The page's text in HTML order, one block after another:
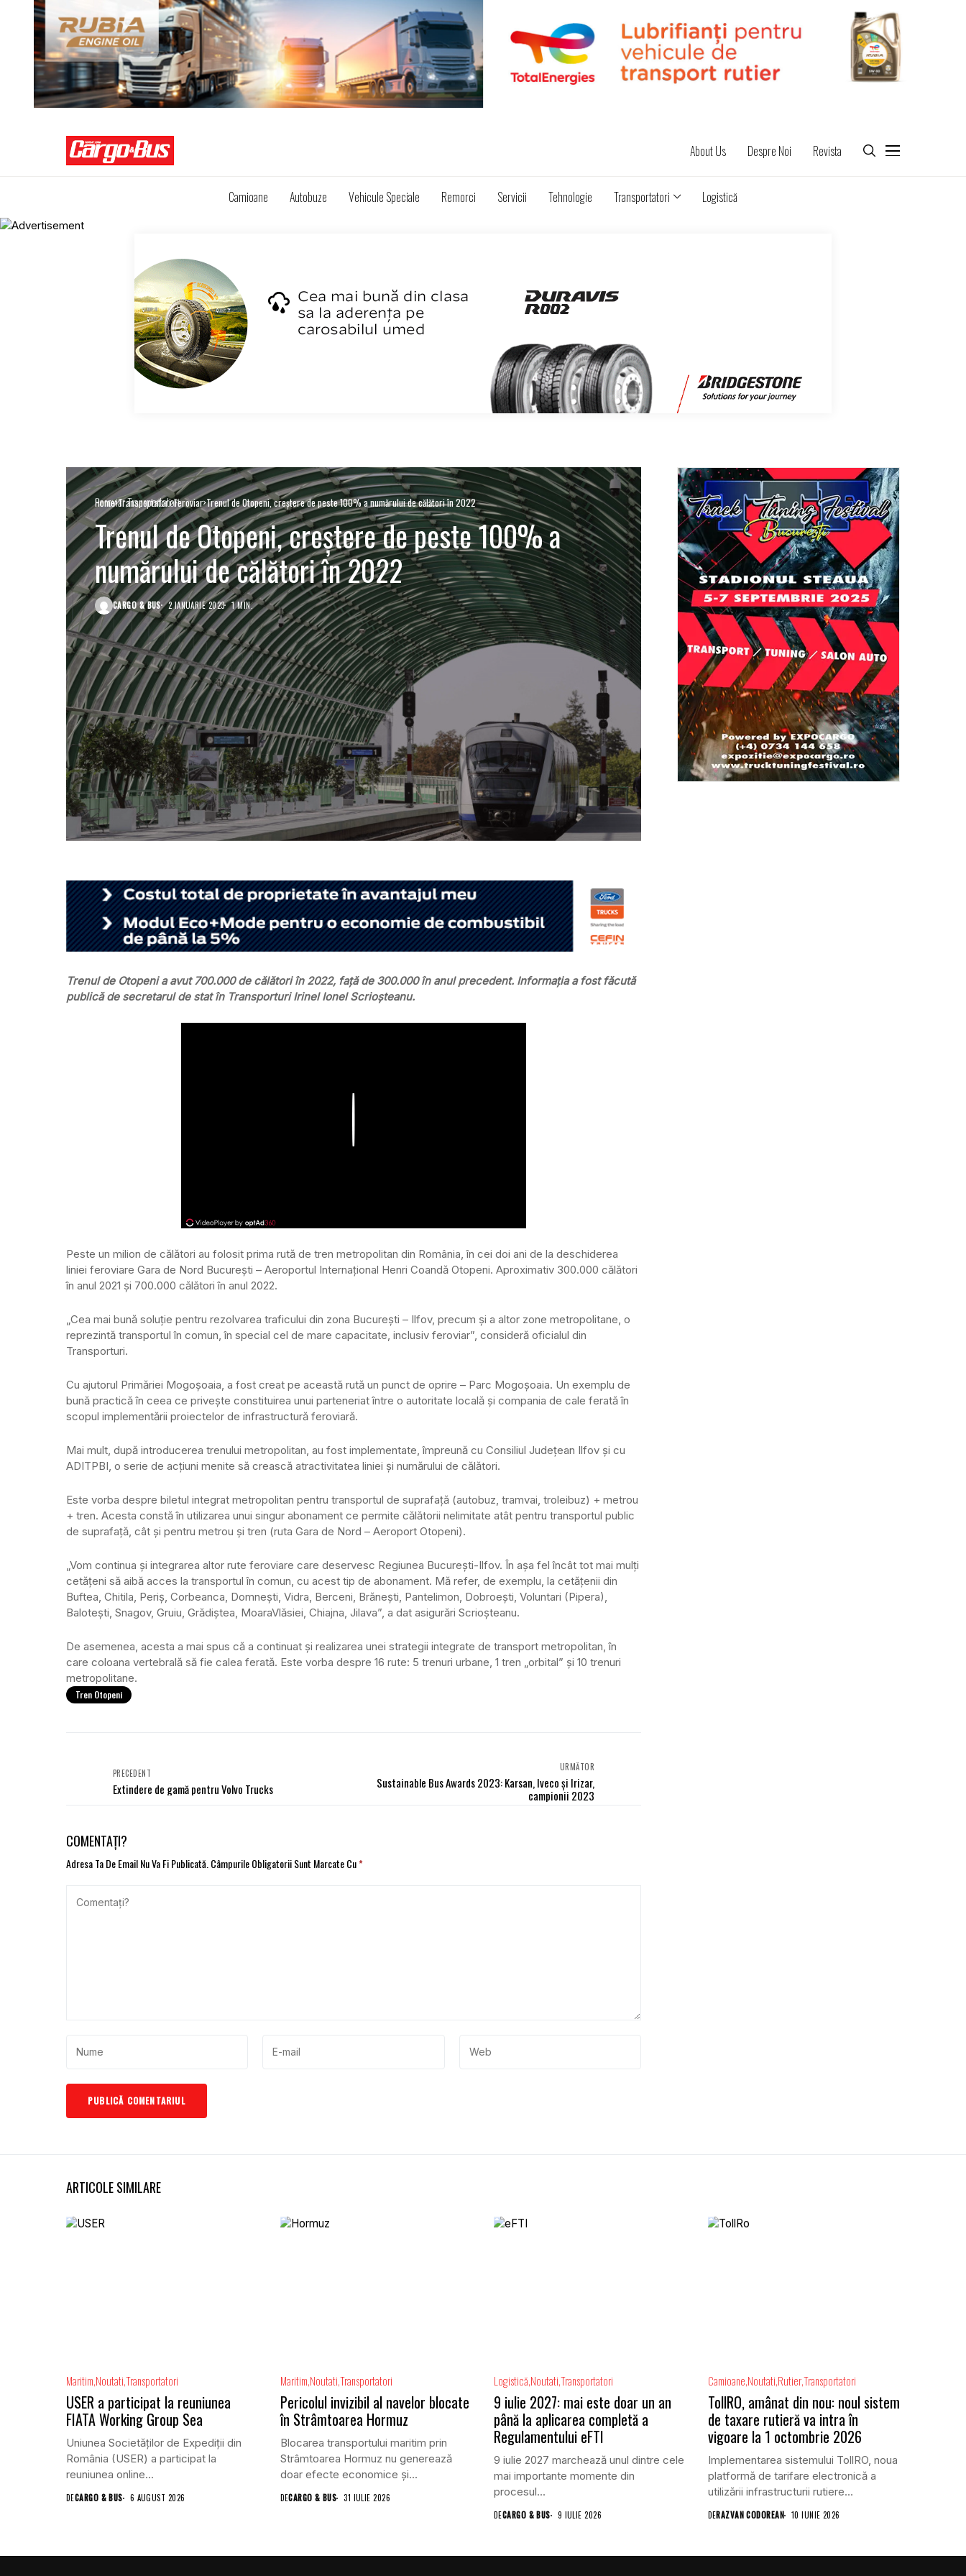
About Us Despre Noi Revista
Camioane Autobuze Vehicule Speciale Remorci Servicii Tehnologie Transportatori Logistică
Home Transportatori Feroviar Trenul de Otopeni, creștere de peste 100% a numărului de călători în 2022
FeroviarTransportatori
Trenul de Otopeni, creștere de peste 100% a
numărului de călători în 2022
CARGO & BUS 2 IANUARIE 2023 1 MIN.
Trenul de Otopeni a avut 700.000 de călători în 2022, față de 300.000 în anul precedent. Informația a fost făcută
publică de secretarul de stat în Transporturi Irinel Ionel Scrioșteanu.
Peste un milion de călători au folosit prima rută de tren metropolitan din România, în cei doi ani de la deschiderea
liniei feroviare Gara de Nord București – Aeroportul Internațional Henri Coandă Otopeni. Aproximativ 300.000 călători
în anul 2021 și 700.000 călători în anul 2022.
„Cea mai bună soluție pentru rezolvarea traficului din zona București – Ilfov, precum și a altor zone metropolitane, o
reprezintă transportul în comun, în special cel de mare capacitate, inclusiv feroviar”, consideră oficialul din
Transporturi.
Cu ajutorul Primăriei Mogoșoaia, a fost creat pe această rută un punct de oprire – Parc Mogoșoaia. Un exemplu de
bună practică în ceea ce privește constituirea unui parteneriat între o autoritate locală și compania de cale ferată în
scopul implementării proiectelor de infrastructură feroviară.
Mai mult, după introducerea trenului metropolitan, au fost implementate, împreună cu Consiliul Județean Ilfov și cu
ADITPBI, o serie de acțiuni menite să crească atractivitatea liniei și numărului de călători.
Este vorba despre biletul integrat metropolitan pentru transportul de suprafață (autobuz, tramvai, troleibuz) + metrou
+ tren. Acesta constă în utilizarea unui singur abonament ce permite călătorii nelimitate atât pentru transportul public
de suprafață, cât și pentru metrou și tren (ruta Gara de Nord – Aeroport Otopeni).
„Vom continua și integrarea altor rute feroviare care deservesc Regiunea București-Ilfov. În așa fel încât tot mai mulți
cetățeni să aibă acces la transportul în comun, cu acest tip de abonament. Mă refer, de exemplu, la cetățenii din
Buftea, Chitila, Periș, Corbeanca, Domnești, Vidra, Berceni, Brănești, Pantelimon, Dobroești, Voluntari (Pipera),
Balotești, Snagov, Gruiu, Grădiștea, MoaraVlăsiei, Chiajna, Jilava”, a dat asigurări Scrioșteanu.
De asemenea, acesta a mai spus că a continuat și realizarea unei strategii integrate de transport metropolitan, în
care coloana vertebrală să fie calea ferată. Este vorba despre 16 rute: 5 trenuri urbane, 1 tren „orbital” și 10 trenuri
metropolitane.
Tren Otopeni
PRECEDENT
Extindere de gamă pentru Volvo Trucks
URMĂTOR
Sustainable Bus Awards 2023: Karsan, Iveco și Irizar,
campionii 2023
COMENTAȚI?
Adresa Ta De Email Nu Va Fi Publicată. Câmpurile Obligatorii Sunt Marcate Cu*
ARTICOLE SIMILARE
Maritim NoutatiTransportatori
USER a participat la reuniunea
FIATA Working Group Sea
Uniunea Societăților de Expediții din
România (USER) a participat la
reuniunea online...
DECARGO & BUS 6 AUGUST 2026
Maritim NoutatiTransportatori
Pericolul invizibil al navelor blocate
în Strâmtoarea Hormuz
Blocarea transportului maritim prin
Strâmtoarea Hormuz nu generează
doar efecte economice și...
DECARGO & BUS 31 IULIE 2026
Logistică NoutatiTransportatori
9 iulie 2027: mai este doar un an
până la aplicarea completă a
Regulamentului eFTI
9 iulie 2027 marchează unul dintre cele
mai importante momente din
procesul...
DECARGO & BUS 9 IULIE 2026
Camioane Noutati RutierTransportatori
TollRO, amânat din nou: noul sistem
de taxare rutieră va intra în
vigoare la 1 octombrie 2026
Implementarea sistemului TollRO, noua
platformă de tarifare electronică a
utilizării infrastructurii rutiere...
DERAZVAN CODOREAN 10 IUNIE 2026